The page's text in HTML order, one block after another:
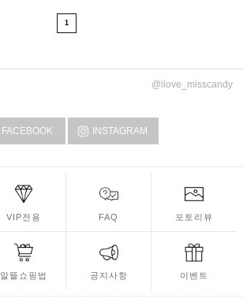
1
@ilove_misscandy
FACEBOOK INSTAGRAM
VIP전용 FAQ 포토리뷰
알뜰쇼핑법 공지사항 이벤트